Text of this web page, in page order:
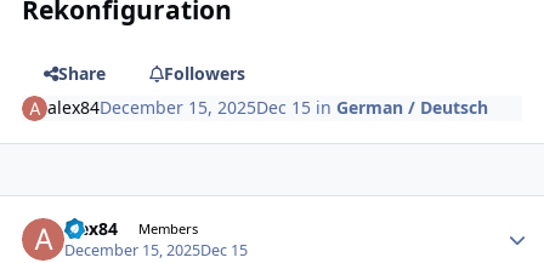
Rekonfiguration
Share
Followers
alex84December 15, 2025Dec 15 inGerman / Deutsch
alex84 Members
December 15, 2025Dec 15